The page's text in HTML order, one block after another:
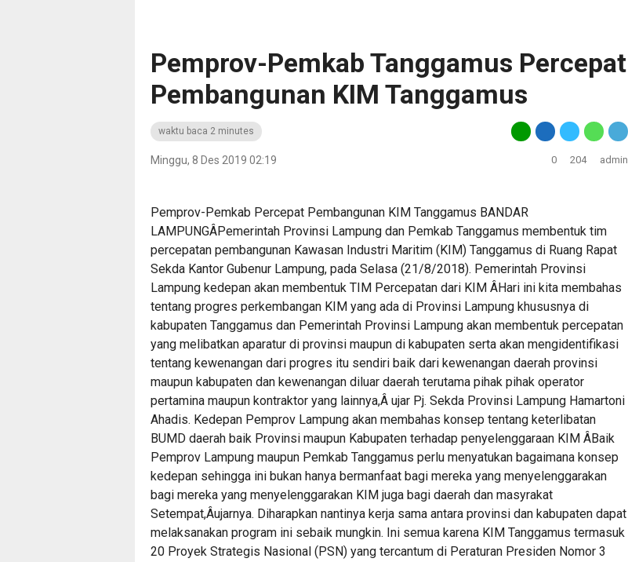
Pemprov-Pemkab Tanggamus Percepat
Pembangunan KIM Tanggamus
waktu baca 2 minutes
Minggu, 8 Des 2019 02:19 0 204 admin
Pemprov-Pemkab Percepat Pembangunan KIM Tanggamus BANDAR
LAMPUNGÂPemerintah Provinsi Lampung dan Pemkab Tanggamus membentuk tim
percepatan pembangunan Kawasan Industri Maritim (KIM) Tanggamus di Ruang Rapat
Sekda Kantor Gubenur Lampung, pada Selasa (21/8/2018). Pemerintah Provinsi
Lampung kedepan akan membentuk TIM Percepatan dari KIM ÂHari ini kita membahas
tentang progres perkembangan KIM yang ada di Provinsi Lampung khususnya di
kabupaten Tanggamus dan Pemerintah Provinsi Lampung akan membentuk percepatan
yang melibatkan aparatur di provinsi maupun di kabupaten serta akan mengidentifikasi
tentang kewenangan dari progres itu sendiri baik dari kewenangan daerah provinsi
maupun kabupaten dan kewenangan diluar daerah terutama pihak pihak operator
pertamina maupun kontraktor yang lainnya,Â ujar Pj. Sekda Provinsi Lampung Hamartoni
Ahadis. Kedepan Pemprov Lampung akan membahas konsep tentang keterlibatan
BUMD daerah baik Provinsi maupun Kabupaten terhadap penyelenggaraan KIM ÂBaik
Pemprov Lampung maupun Pemkab Tanggamus perlu menyatukan bagaimana konsep
kedepan sehingga ini bukan hanya bermanfaat bagi mereka yang menyelenggarakan
bagi mereka yang menyelenggarakan KIM juga bagi daerah dan masyrakat
Setempat,Âujarnya. Diharapkan nantinya kerja sama antara provinsi dan kabupaten dapat
melaksanakan program ini sebaik mungkin. Ini semua karena KIM Tanggamus termasuk
20 Proyek Strategis Nasional (PSN) yang tercantum di Peraturan Presiden Nomor 3